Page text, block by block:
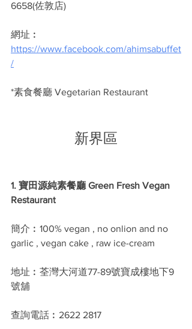
6658(佐敦店)
網址︰
https://www.facebook.com/ahimsabuffet
/
*素食餐廳 Vegetarian Restaurant
新界區
1. 寶田源純素餐廳 Green Fresh Vegan
Restaurant
簡介︰100% vegan , no onlion and no
garlic , vegan cake , raw ice-cream
地址︰荃灣大河道77-89號寶成樓地下9
號舖
查詢電話︰2622 2817